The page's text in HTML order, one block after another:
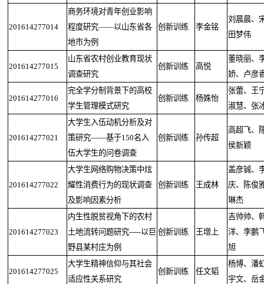
201614277014
商务环境对青年创业影响
程度研究——以山东省各
地市为例
创新训练 李金铭
刘晨晨、
田梦伟
201614277015
山东省农村创业教育现状
调查研究
创新训练 高悦
董晓丽、
娇、卢彦
201614277016
完全学分制背景下的高校
学生管理模式研究
创新训练 杨姝怡
张蕾、王
淑慧、张
201614277021
大学生入伍动机分析及对
策研究——基于150名入
伍大学生的问卷调查
创新训练 孙传超
高超飞、
侯新颖
201614277022
大学生网络购物决策中炫
耀性消费行为的现状调查
及影响因素分析
创新训练 王成林
盖彦铖、
庆、陈俊
琳杰
201614277023
内生性脱贫视角下的农村
土地流转问题研究-----以巨
野县某村庄为例
创新训练 王增上
吉帅帅、
洋、李鹏
旭
201614277025
大学生精神信仰与其社会
适应性关系研究
创新训练 任文韬
杨博、潘
宇文、岳